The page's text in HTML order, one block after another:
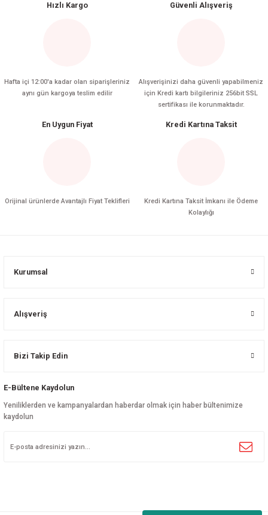
Hızlı Kargo
Hafta içi 12:00'a kadar olan siparişleriniz
aynı gün kargoya teslim edilir
Güvenli Alışveriş
Alışverişinizi daha güvenli yapabilmeniz
için Kredi kartı bilgileriniz 256bit SSL
sertifikası ile korunmaktadır.
En Uygun Fiyat
Orijinal ürünlerde Avantajlı Fiyat Teklifleri
Kredi Kartına Taksit
Kredi Kartına Taksit İmkanı ile Ödeme
Kolaylığı
Kurumsal
Alışveriş
Bizi Takip Edin
E-Bültene Kaydolun
Yeniliklerden ve kampanyalardan haberdar olmak için haber bültenimize
kaydolun